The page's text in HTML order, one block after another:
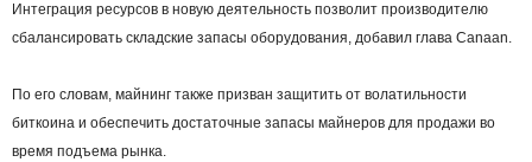
Интеграция ресурсов в новую деятельность позволит производителю
сбалансировать складские запасы оборудования, добавил глава Canaan.
По его словам, майнинг также призван защитить от волатильности
биткоина и обеспечить достаточные запасы майнеров для продажи во
время подъема рынка.